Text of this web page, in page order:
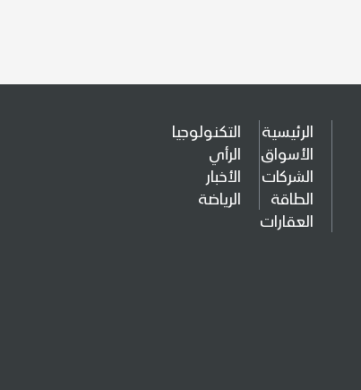
الرئيسية
الأسواق
الشركات
الطاقة
العقارات
التكنولوجيا
الرأي
الأخبار
الرياضة